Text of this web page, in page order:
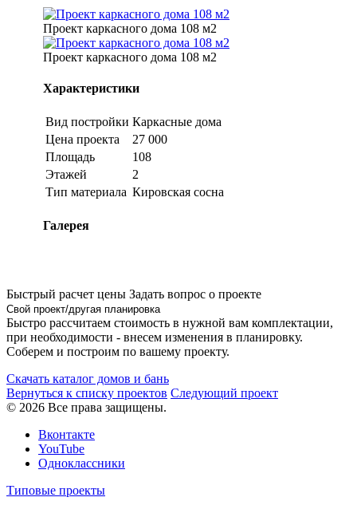
Проект каркасного дома 108 м2
Проект каркасного дома 108 м2
Характеристики
Вид постройки Каркасные дома
Цена проекта
27 000
Площадь
108
Этажей
2
Тип материала Кировская сосна
Галерея
Быстрый расчет цены Задать вопрос о проекте
Свой проект/другая планировка
Быстро рассчитаем стоимость в нужной вам комплектации,
при необходимости - внесем изменения в планировку.
Соберем и построим по вашему проекту.
Скачать каталог домов и бань
Вернуться к списку проектов Следующий проект
© 2026 Все права защищены.
Вконтакте
YouTube
Одноклассники
Типовые проекты